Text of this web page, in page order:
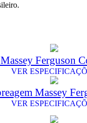
Ferguson
VER
Massey
VER